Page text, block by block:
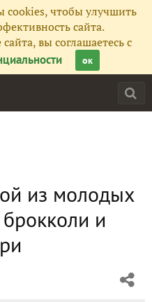
cookies, чтобы улучшить
сайта.
вы соглашаетесь с
ок
из молодых
и